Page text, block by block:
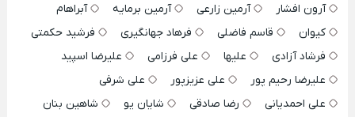
آرون افشار
آرمین زارعی آرمین برمایه
آبراهام
کیوان
قاسم فاضلی فرهاد جهانگیری
فرشید حکمتی
فرشاد آزادی
علیها علی فرزامی
علیرضا اسپید
علیرضا رحیم پور
علی عزیزپور
علی شرفی
علی احمدیانی
رضا صادقی شایان یو
شاهین بنان